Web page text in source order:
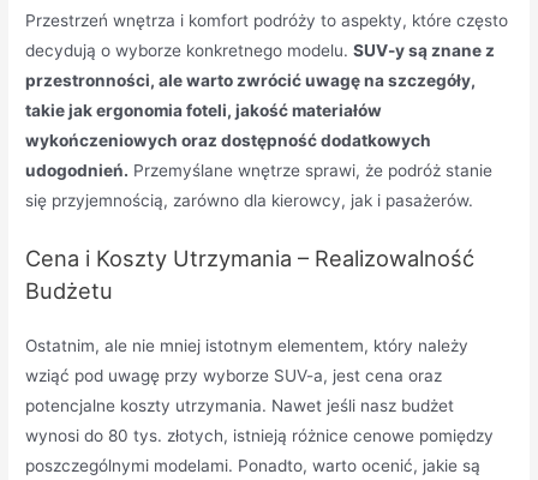
Przestrzeń wnętrza i komfort podróży to aspekty, które często
decydują o wyborze konkretnego modelu.SUV-y są znane z
przestronności, ale warto zwrócić uwagę na szczegóły,
takie jak ergonomia foteli, jakość materiałów
wykończeniowych oraz dostępność dodatkowych
udogodnień. Przemyślane wnętrze sprawi, że podróż stanie
się przyjemnością, zarówno dla kierowcy, jak i pasażerów.
Cena i Koszty Utrzymania – Realizowalność
Budżetu
Ostatnim, ale nie mniej istotnym elementem, który należy
wziąć pod uwagę przy wyborze SUV-a, jest cena oraz
potencjalne koszty utrzymania. Nawet jeśli nasz budżet
wynosi do 80 tys. złotych, istnieją różnice cenowe pomiędzy
poszczególnymi modelami. Ponadto, warto ocenić, jakie są